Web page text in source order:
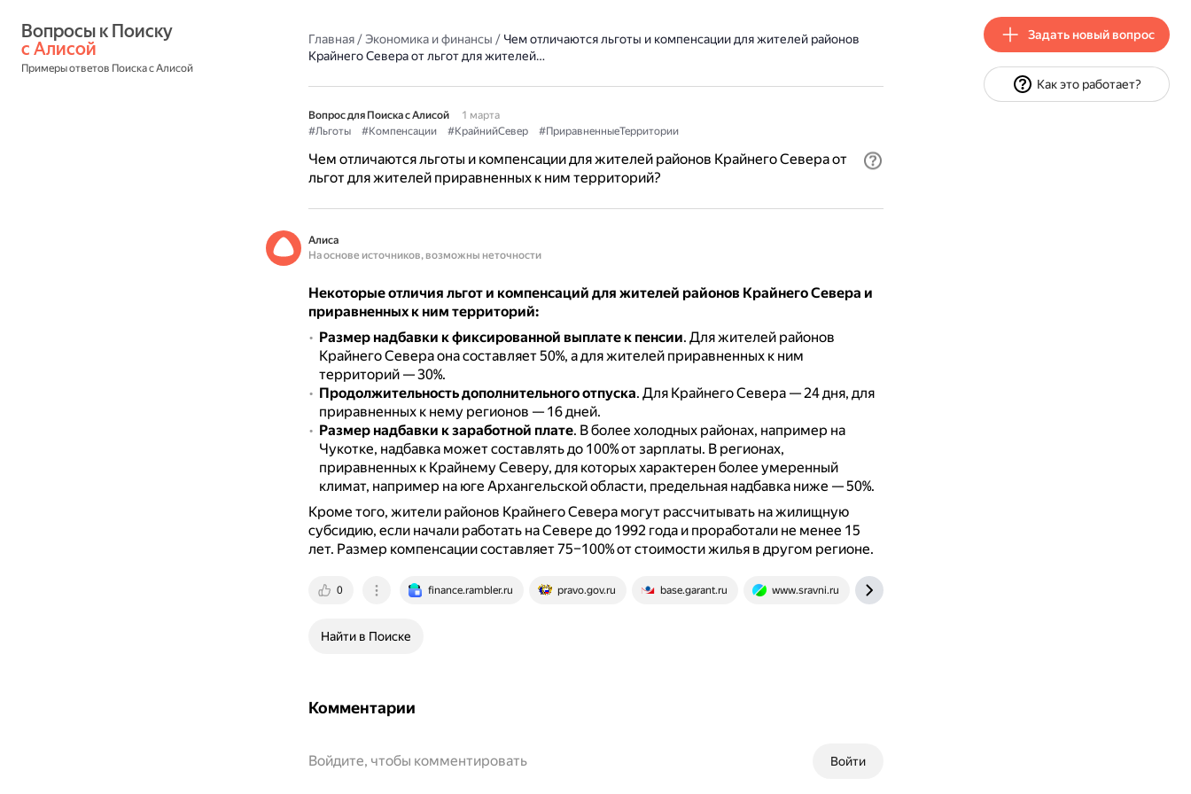
с Алисой
Примеры ответов Поиска с Алисой
Главная/Экономика и финансы / Чем отличаются льготы и компенсации для жителей районов
Крайнего Севера от льгот для жителей…
Вопрос для Поиска с Алисой
1 марта
#Льготы
#Компенсации #КрайнийСевер #ПриравненныеТерритории
Чем отличаются льготы и компенсации для жителей районов Крайнего Севера от
льгот для жителей приравненных к ним территорий?
Алиса
На основе источников, возможны неточности
Некоторые отличия льгот и компенсаций для жителей районов Крайнего Севера и
приравненных к ним территорий:
Размер надбавки к фиксированной выплате к пенсии. Для жителей районов
Крайнего Севера она составляет 50%, а для жителей приравненных к ним
территорий — 30%.
Продолжительность дополнительного отпуска. Для Крайнего Севера — 24 дня, для
приравненных к нему регионов — 16 дней.
Размер надбавки к заработной плате. В более холодных районах, например на
Чукотке, надбавка может составлять до 100% от зарплаты. В регионах,
приравненных к Крайнему Северу, для которых характерен более умеренный
климат, например на юге Архангельской области, предельная надбавка ниже — 50%.
Кроме того, жители районов Крайнего Севера могут рассчитывать на жилищную
субсидию, если начали работать на Севере до 1992 года и проработали не менее 15
лет. Размер компенсации составляет 75–100% от стоимости жилья в другом регионе.
0 finance.rambler.ru pravo.gov.ru base.garant.ru www.sravni.ru
Найти в Поиске
Комментарии
Войти
Войдите, чтобы комментировать
Задать новый вопрос
Как это работает?